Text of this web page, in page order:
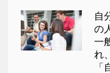
自
の
一
れ